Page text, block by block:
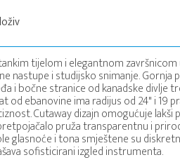
tijelom i elegantnom završnicom
nastupe i studijsko snimanje. Gornja
i bočne stranice od kanadske divlje
od ebanovine ima radijus od 24" i 19
Cutaway dizajn omogućuje lakši
pruža transparentnu i
glasnoće i tona smještene su
sofisticirani izgled instrumenta.